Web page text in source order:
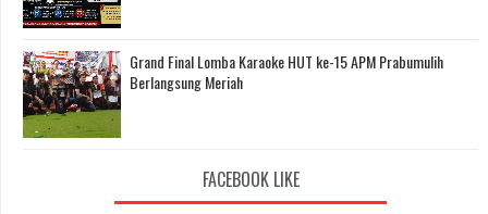
Grand Final Lomba Karaoke HUT ke-15 APM Prabumulih
Berlangsung Meriah
FACEBOOK LIKE